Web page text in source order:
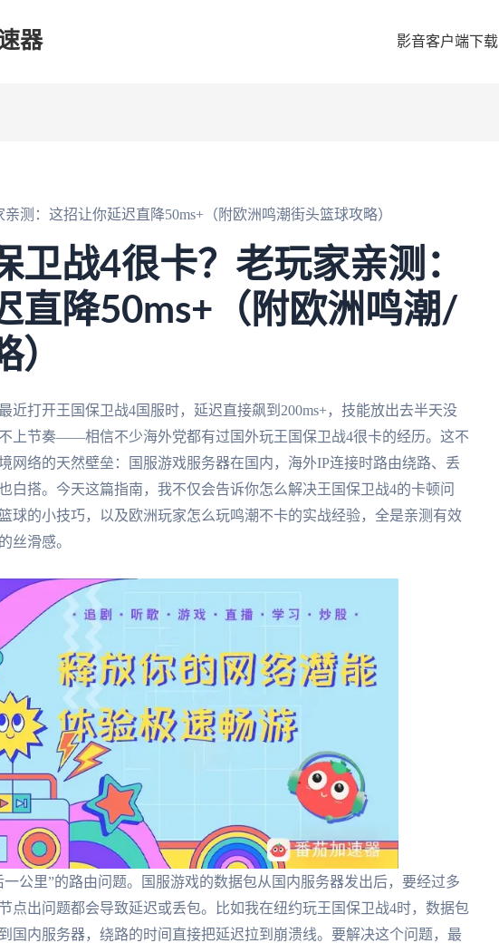
器 影音客户端下载
测：这招让你延迟直降50ms+（附欧洲鸣潮街头篮球攻略）
卫战4很卡？老玩家亲测：
直降50ms+（附欧洲鸣潮/
近打开王国保卫战4国服时，延迟直接飙到200ms+，技能放出去半天没
上节奏——相信不少海外党都有过国外玩王国保卫战4很卡的经历。这不
网络的天然壁垒：国服游戏服务器在国内，海外IP连接时路由绕路、丢
白搭。今天这篇指南，我不仅会告诉你怎么解决王国保卫战4的卡顿问
球的小技巧，以及欧洲玩家怎么玩鸣潮不卡的实战经验，全是亲测有效
丝滑感。
公里”的路由问题。国服游戏的数据包从国内服务器发出后，要经过多
点出问题都会导致延迟或丢包。比如我在纽约玩王国保卫战4时，数据包
国内服务器，绕路的时间直接把延迟拉到崩溃线。要解决这个问题，最